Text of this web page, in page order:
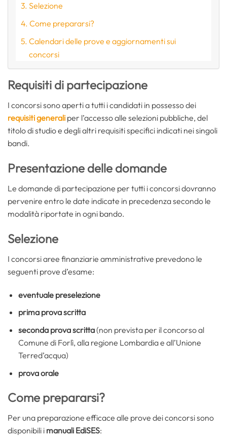
Selezione
Come prepararsi?
Calendari delle prove e aggiornamenti sui
concorsi
Requisiti di partecipazione
I concorsi sono aperti a tutti i candidati in possesso dei
requisiti generali per l’accesso alle selezioni pubbliche, del
titolo di studio e degli altri requisiti specifici indicati nei singoli
bandi.
Presentazione delle domande
Le domande di partecipazione per tutti i concorsi dovranno
pervenire entro le date indicate in precedenza secondo le
modalità riportate in ogni bando.
Selezione
I concorsi aree finanziarie amministrative prevedono le
seguenti prove d’esame:
eventuale preselezione
prima prova scritta
seconda prova scritta(non prevista per il concorso al
Comune di Forlì, alla regione Lombardia e all’Unione
Terred’acqua)
prova orale
Come prepararsi?
Per una preparazione efficace alle prove dei concorsi sono
disponibili i manuali EdiSES: